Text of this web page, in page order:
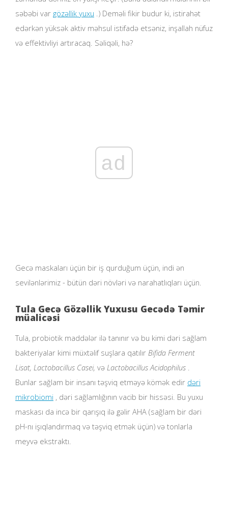
səbəbi var gözəllik yuxu .) Deməli fikir budur ki, istirahət
edərkən yüksək aktiv məhsul istifadə etsəniz, inşallah nüfuz
və effektivliyi artıracaq. Səliqəli, hə?
ad
Gecə maskaları üçün bir iş qurduğum üçün, indi ən
sevilənlərimiz - bütün dəri növləri və narahatlıqları üçün.
Tula Gecə Gözəllik Yuxusu Gecədə Təmir
müalicəsi
Tula, probiotik maddələr ilə tanınır və bu kimi dəri sağlam
bakteriyalar kimi müxtəlif suşlara qatılır Bifida Ferment
Lisat, Lactobacillus Casei, və Lactobacillus Acidophilus .
Bunlar sağlam bir insanı təşviq etməyə kömək edir dəri
mikrobiomi , dəri sağlamlığının vacib bir hissəsi. Bu yuxu
maskası da incə bir qarışıq ilə gəlir AHA (sağlam bir dəri
pH-nı işıqlandırmaq və təşviq etmək üçün) və tonlarla
meyvə ekstraktı.